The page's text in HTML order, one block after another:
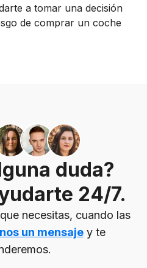
a tomar una decisión
de comprar un coche
duda?
24/7.
necesitas, cuando las
un mensajey te